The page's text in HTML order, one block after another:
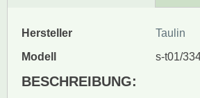
Hersteller
Taulin
Modell
s-t01/
BESCHREIBUNG: